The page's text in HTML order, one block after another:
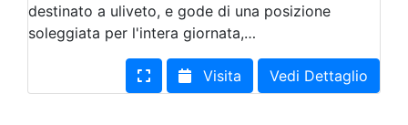
destinato a uliveto, e gode di una posizione
soleggiata per l'intera giornata,…
Visita Vedi Dettaglio